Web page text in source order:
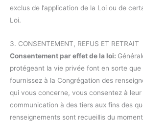
exclus de l’application de la Loi ou de
Loi.
3. CONSENTEMENT, REFUS ET RETRAIT
Consentement par effet de la loi:
protégeant la vie privée font en sorte que
fournissez à la Congrégation des
qui vous concerne, vous consentez à
communication à des tiers aux fins des
renseignements sont recueillis du